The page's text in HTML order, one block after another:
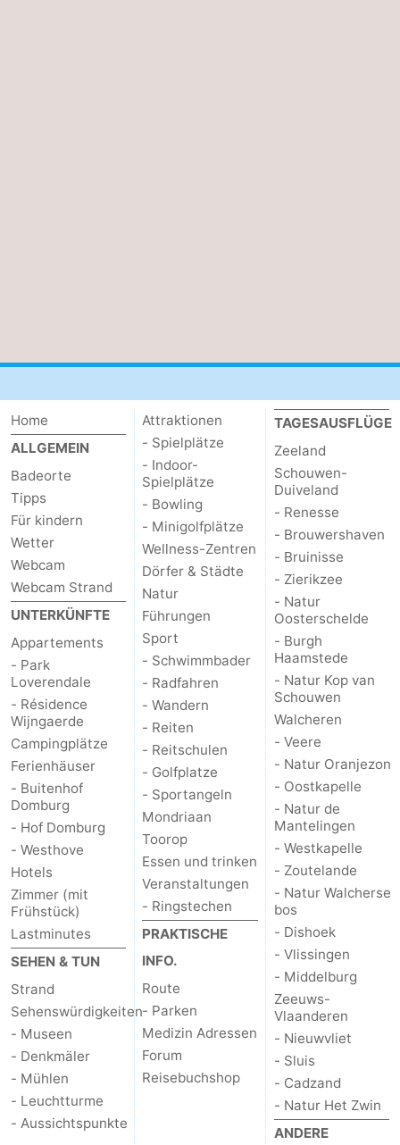
Home
ALLGEMEIN
Badeorte
Tipps
Für kindern
Wetter
Webcam
Webcam Strand
UNTERKÜNFTE
Appartements
- Park
Loverendale
- Résidence
Wijngaerde
Campingplätze
Ferienhäuser
- Buitenhof
Domburg
- Hof Domburg
- Westhove
Hotels
Zimmer (mit
Frühstück)
Lastminutes
SEHEN & TUN
Strand
Sehenswürdigkeiten
- Museen
- Denkmäler
- Mühlen
- Leuchtturme
- Aussichtspunkte
Attraktionen
- Spielplätze
- Indoor-
Spielplätze
- Bowling
- Minigolfplätze
Wellness-Zentren
Dörfer & Städte
Natur
Führungen
Sport
- Schwimmbader
- Radfahren
- Wandern
- Reiten
- Reitschulen
- Golfplatze
- Sportangeln
Mondriaan
Toorop
Essen und trinken
Veranstaltungen
- Ringstechen
PRAKTISCHE
INFO.
Route
- Parken
Medizin Adressen
Forum
Reisebuchshop
TAGESAUSFLÜGE
Zeeland
Schouwen-
Duiveland
- Renesse
- Brouwershaven
- Bruinisse
- Zierikzee
- Natur
Oosterschelde
- Burgh
Haamstede
- Natur Kop van
Schouwen
Walcheren
- Veere
- Natur Oranjezon
- Oostkapelle
- Natur de
Mantelingen
- Westkapelle
- Zoutelande
- Natur Walcherse
bos
- Dishoek
- Vlissingen
- Middelburg
Zeeuws-
Vlaanderen
- Nieuwvliet
- Sluis
- Cadzand
- Natur Het Zwin
ANDERE